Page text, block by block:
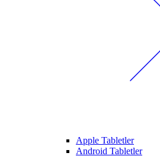
Apple Tabletler
Android Tabletler